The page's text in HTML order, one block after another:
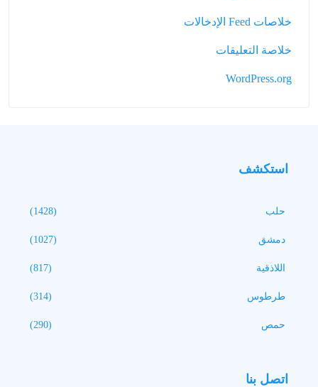
خلاصات Feed الإدخالات
خلاصة التعليقات
WordPress.org
استكشف
حلب (1428)
دمشق (1027)
اللاذقية (817)
طرطوس (314)
حمص (290)
اتصل بنا